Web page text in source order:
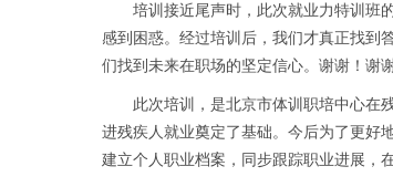
培训接近尾声时，此次就业力特训班的
感到困惑。经过培训后，我们才真正找到
们找到未来在职场的坚定信心。谢谢！谢
此次培训，是北京市体训职培中心在残
进残疾人就业奠定了基础。今后为了更好
建立个人职业档案，同步跟踪职业进展，